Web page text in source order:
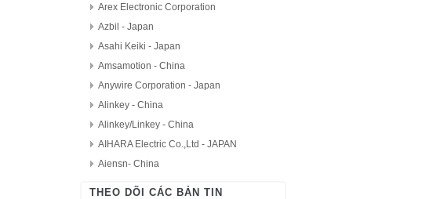
Arex Electronic Corporation
Azbil - Japan
Asahi Keiki - Japan
Amsamotion - China
Anywire Corporation - Japan
Alinkey - China
Alinkey/Linkey - China
AIHARA Electric Co.,Ltd - JAPAN
Aiensn- China
AutomationDirect - USA
THEO DÕI CÁC BẢN TIN